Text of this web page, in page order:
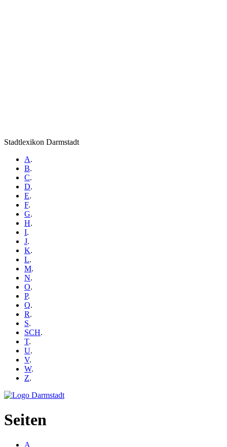
Stadtlexikon Darmstadt
A.
B.
C.
D.
E.
F.
G.
H.
I.
J.
K.
L.
M.
N.
O.
P.
Q.
R.
S.
SCH.
T.
U.
V.
W.
Z.
Seiten
A